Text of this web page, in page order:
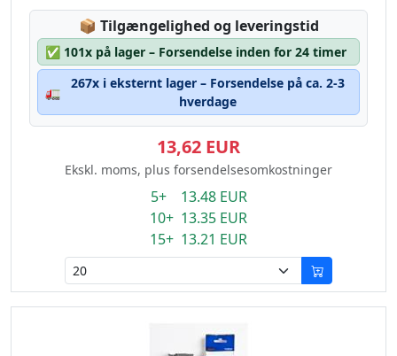
📦 Lagerstatus:
Tilgængelighed og leveringstid
✅ 101x på lager – Forsendelse inden for 24 timer
🚛
267x i eksternt lager – Forsendelse på ca. 2-3
hverdage
13,62 EUR
Ekskl. moms, plus forsendelsesomkostninger
5+ 13.48 EUR
10+ 13.35 EUR
15+ 13.21 EUR